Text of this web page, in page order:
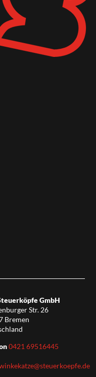
GmbH
Str. 26
Bremen
0421 69516445